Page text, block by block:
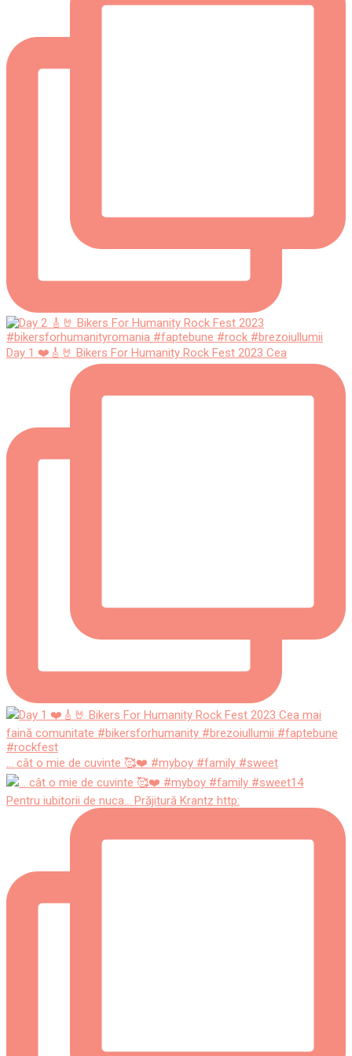
Day 1 ❤️🎸🤘 Bikers For Humanity Rock Fest 2023 Cea
... cât o mie de cuvinte 🥰❤️ #myboy #family #sweet
Pentru iubitorii de nuca... Prăjitură Krantz http: